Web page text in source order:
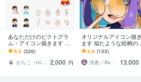
あなただけのピクトグラ
ム・アイコン描きます シ
ンプル〜ポップまで、世
界観に合ったアイコンを
ご提供します。
5.0 (326)
おちこ（ochiko） 2,000 円
オリジナルアイコン描き
ます 似たような絵柄のア
イコンは嫌だなぁ…と思
いませんか？
5.0 (133)
浅倉／Asakura
13,000